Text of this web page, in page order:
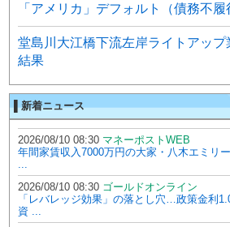
「アメリカ」デフォルト（債務不
堂島川大江橋下流左岸ライトアッ
結果
▌新着ニュース
2026/08/10 08:30 マネーポストWEB
年間家賃収入7000万円の大家・八木エミリ
...
2026/08/10 08:30 ゴールドオンライン
「レバレッジ効果」の落とし穴…政策金利
資 ...